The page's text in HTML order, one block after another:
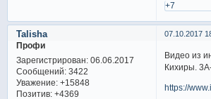
+7
07.10.2017
Talisha
Профи
Зарегистрирован: 06.06.2017
Сообщений:3422
Уважение: +15848
Позитив: +4369
Видео из
Кихиры.
https://